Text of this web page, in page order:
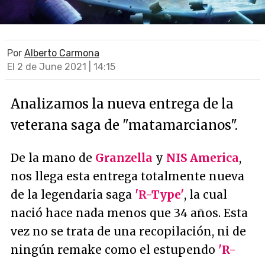
Por Alberto Carmona
El 2 de June 2021 | 14:15
Analizamos la nueva entrega de la
veterana saga de "matamarcianos".
De la mano de Granzella y NIS America,
nos llega esta entrega totalmente nueva
de la legendaria saga 'R-Type', la cual
nació hace nada menos que 34 años. Esta
vez no se trata de una recopilación, ni de
ningún remake como el estupendo 'R-